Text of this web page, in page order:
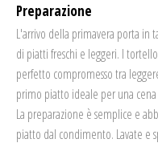
Preparazione
L'arrivo della primavera porta in
di piatti freschi e leggeri. I
perfetto compromesso tra
primo piatto ideale per una
La preparazione è semplice e
piatto dal condimento. Lavate e